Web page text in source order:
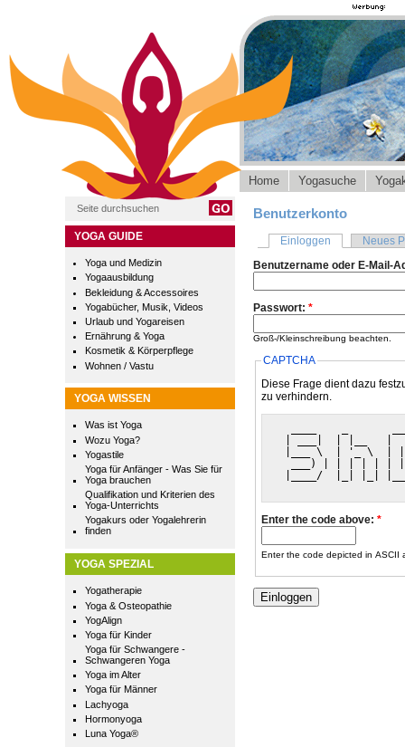
YOGA GUIDE
Yoga und Medizin
Yogaausbildung
Bekleidung & Accessoires
Yogabücher, Musik, Videos
Urlaub und Yogareisen
Ernährung & Yoga
Kosmetik & Körperpflege
Wohnen / Vastu
YOGA WISSEN
Was ist Yoga
Wozu Yoga?
Yogastile
Yoga für Anfänger - Was Sie für
Yoga brauchen
Qualifikation und Kriterien des
Yoga-Unterrichts
Yogakurs oder Yogalehrerin
finden
YOGA SPEZIAL
Yogatherapie
Yoga & Osteopathie
YogAlign
Yoga für Kinder
Yoga für Schwangere -
Schwangeren Yoga
Yoga im Alter
Yoga für Männer
Lachyoga
Hormonyoga
Luna Yoga®
Home Yogasuche
Benutzerkonto
Einloggen
Neues
Benutzername oder E-Mail-
Passwort: *
Groß-/Kleinschreibung beachten.
CAPTCHA
Diese Frage dient dazu
zu verhindern.
|___ \  | '_ \
___) | | | | | |
|____/  |_| |_|
Enter the code above: *
Enter the code depicted in ASCII